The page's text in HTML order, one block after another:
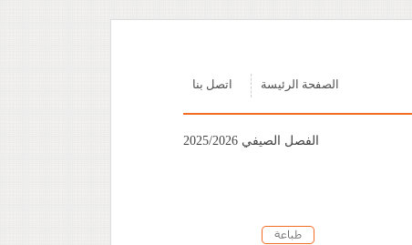
اتصل بنا الصفحة الرئيسة
الفصل الصيفي 2025/2026